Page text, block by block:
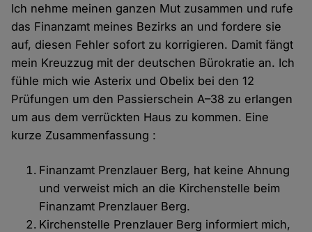
Ich nehme meinen ganzen Mut zusammen und rufe
das Finanzamt meines Bezirks an und fordere sie
auf, diesen Fehler sofort zu korrigieren. Damit fängt
mein Kreuzzug mit der deutschen Bürokratie an. Ich
fühle mich wie Asterix und Obelix bei den 12
Prüfungen um den Passierschein A–38 zu erlangen
um aus dem verrückten Haus zu kommen. Eine
kurze Zusammenfassung :
Finanzamt Prenzlauer Berg, hat keine Ahnung
und verweist mich an die Kirchenstelle beim
Finanzamt Prenzlauer Berg.
Kirchenstelle Prenzlauer Berg informiert mich,